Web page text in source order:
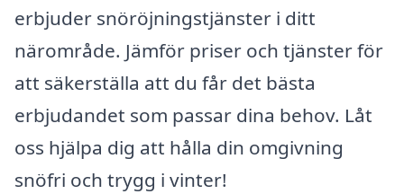
erbjuder snöröjningstjänster i ditt
närområde. Jämför priser och tjänster för
att säkerställa att du får det bästa
erbjudandet som passar dina behov. Låt
oss hjälpa dig att hålla din omgivning
snöfri och trygg i vinter!